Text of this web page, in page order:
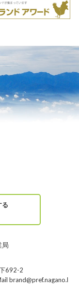
る
局
692-2
brand@pref.nagano.l